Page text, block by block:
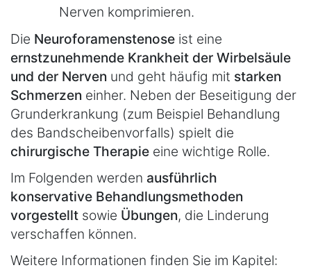
Nerven komprimieren.
Die Neuroforamenstenose ist eine
ernstzunehmende Krankheit der Wirbelsäule
und der Nerven und geht häufig mit starken
Schmerzen einher. Neben der Beseitigung der
Grunderkrankung (zum Beispiel Behandlung
des Bandscheibenvorfalls) spielt die
chirurgische Therapie eine wichtige Rolle.
Im Folgenden werden ausführlich
konservative Behandlungsmethoden
vorgestellt sowie Übungen, die Linderung
verschaffen können.
Weitere Informationen finden Sie im Kapitel: